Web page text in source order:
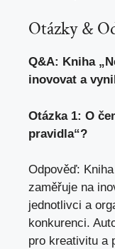
Otázky &
Q&A: Kniha
inovovat a
Otázka 1: O
pravidla“?
Odpověď:
zaměřuje na
jednotlivci a
konkurenci.
pro kreativitu a